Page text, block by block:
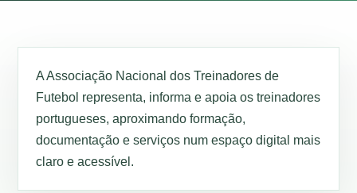
A Associação Nacional dos Treinadores de
Futebol representa, informa e apoia os treinadores
portugueses, aproximando formação,
documentação e serviços num espaço digital mais
claro e acessível.